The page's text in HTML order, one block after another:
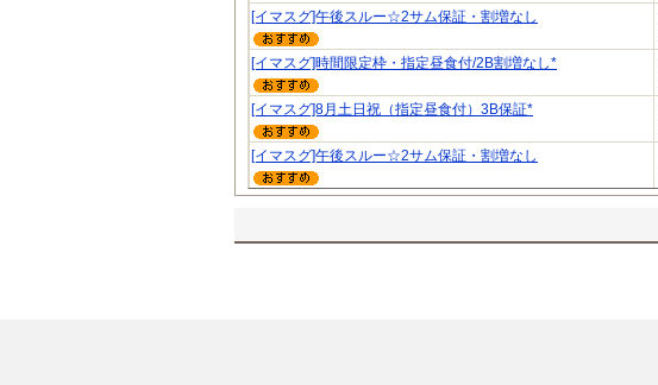
[イマスグ]午後スルー☆2サム保証・割増なし
[イマスグ]時間限定枠・指定昼食付/2B割増なし*
[イマスグ]8月土日祝（指定昼食付）3B保証*
[イマスグ]午後スルー☆2サム保証・割増なし